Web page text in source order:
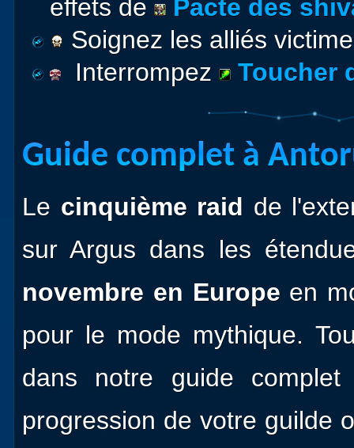
effets de
Pacte des
Soignez les alliés
Interrompez
Toucher
Guide complet à
Le cinquième raid de
sur Argus dans les
novembre en Europe en
pour le mode mythique.
dans notre guide
progression de votre guilde